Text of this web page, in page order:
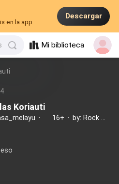
en la app
Descargar
Mi biblioteca
Koriauti
· 16+ ·